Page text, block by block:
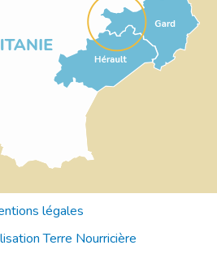
légales
Terre Nourricière